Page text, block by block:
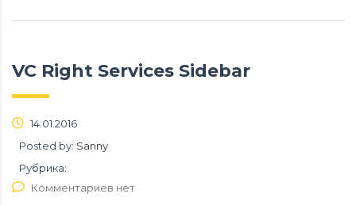
VC Right Services Sidebar
14.01.2016
Posted by: Sanny
Рубрика:
Комментариев нет